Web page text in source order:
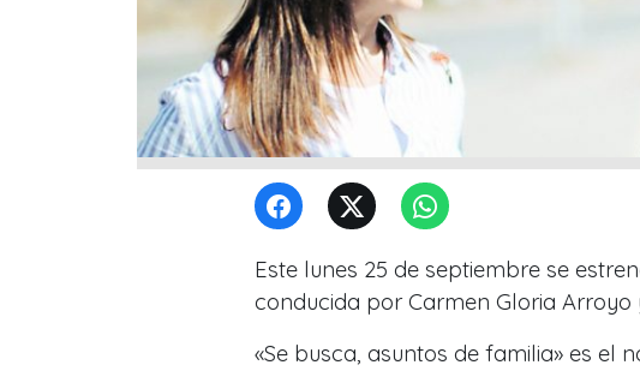
Este lunes 25 de septiembre se
conducida por Carmen Gloria Arroyo
«Se busca, asuntos de familia» es el